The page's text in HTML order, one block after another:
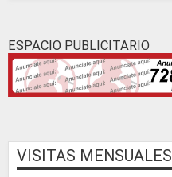
ESPACIO PUBLICITARIO
VISITAS MENSUALES